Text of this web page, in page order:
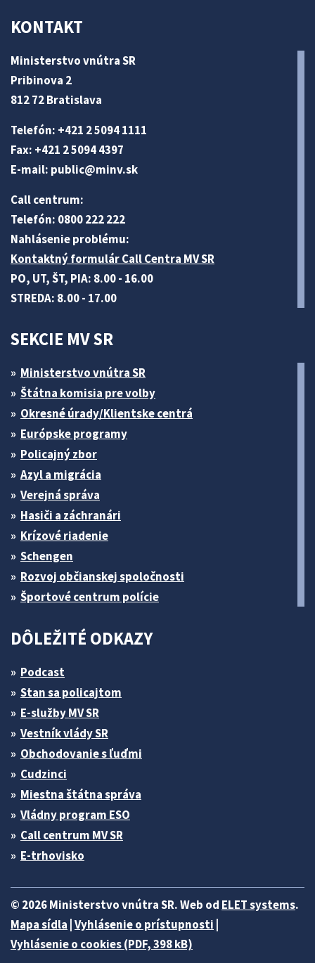
KONTAKT
Ministerstvo vnútra SR
Pribinova 2
812 72 Bratislava
Telefón: +421 2 5094 1111
Fax: +421 2 5094 4397
E-mail: public@minv.sk
Call centrum:
Telefón: 0800 222 222
Nahlásenie problému:
Kontaktný formulár Call Centra MV SR
PO, UT, ŠT, PIA: 8.00 - 16.00
STREDA: 8.00 - 17.00
SEKCIE MV SR
Ministerstvo vnútra SR
Štátna komisia pre volby
Okresné úrady/Klientske centrá
Európske programy
Policajný zbor
Azyl a migrácia
Verejná správa
Hasiči a záchranári
Krízové riadenie
Schengen
Rozvoj občianskej spoločnosti
Športové centrum polície
DÔLEŽITÉ ODKAZY
Podcast
Stan sa policajtom
E-služby MV SR
Vestník vlády SR
Obchodovanie s ľuďmi
Cudzinci
Miestna štátna správa
Vládny program ESO
Call centrum MV SR
E-trhovisko
© 2026 Ministerstvo vnútra SR. Web od ELET systems.
Mapa sídla |Vyhlásenie o prístupnosti |
Vyhlásenie o cookies (PDF, 398 kB)